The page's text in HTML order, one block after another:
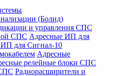
(Болид)
и управления СПС
СПС Адресные ИП для
для Сигнал-10
Адресные
релейные блоки СПС
Радиорасширители и